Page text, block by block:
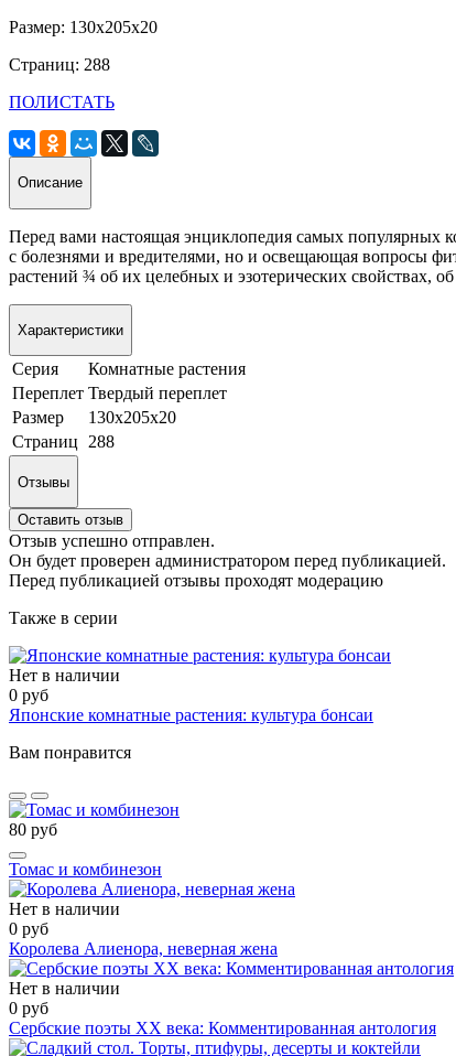
Размер: 130х205х20
Страниц: 288
ПОЛИСТАТЬ
Описание
Перед вами настоящая энциклопедия самых популярных
с болезнями и вредителями, но и освещающая вопросы
растений ¾ об их целебных и эзотерических свойствах,
Характеристики
Серия
Комнатные растения
Переплет Твердый переплет
Размер
130х205х20
Страниц
288
Отзывы
Оставить отзыв
Отзыв успешно отправлен.
Он будет проверен администратором перед публикацией.
Перед публикацией отзывы проходят модерацию
Также в серии
Нет в наличии
0 руб
Японские комнатные растения: культура бонсаи
Вам понравится
80 руб
Томас и комбинезон
Нет в наличии
0 руб
Королева Алиенора, неверная жена
Нет в наличии
0 руб
Сербские поэты ХХ века: Комментированная антология